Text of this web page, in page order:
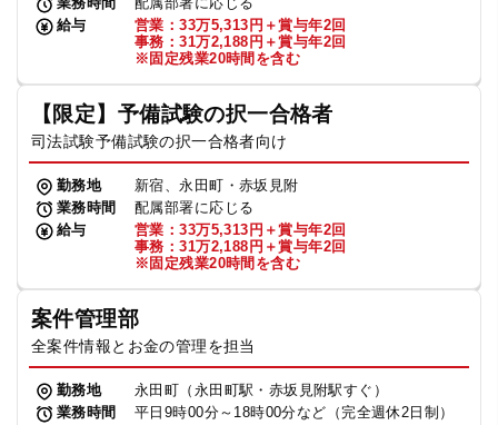
給与
営業：33万5,313円＋賞与年2回
事務：31万2,188円＋賞与年2回
※固定残業20時間を含む
【限定】予備試験の択一合格者
司法試験予備試験の択一合格者向け
勤務地
新宿、永田町・赤坂見附
業務時間
配属部署に応じる
給与
営業：33万5,313円＋賞与年2回
事務：31万2,188円＋賞与年2回
※固定残業20時間を含む
案件管理部
全案件情報とお金の管理を担当
勤務地
永田町（永田町駅・赤坂見附駅すぐ）
業務時間
平日9時00分～18時00分など（完全週休2日制）